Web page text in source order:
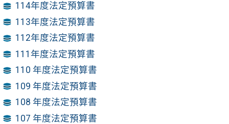
114年度法定預算書
113年度法定預算書
112年度法定預算書
111年度法定預算書
110 年度法定預算書
109 年度法定預算書
108 年度法定預算書
107 年度法定預算書